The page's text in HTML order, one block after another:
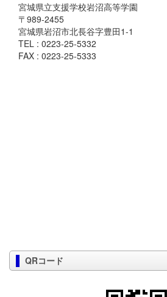
宮城県立支援学校岩沼高等学園
〒989-2455
宮城県岩沼市北長谷字豊田1-1
TEL : 0223-25-5332
FAX : 0223-25-5333
QRコード